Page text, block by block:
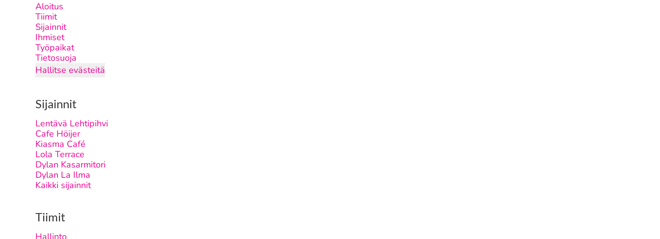
Aloitus
Tiimit
Sijainnit
Ihmiset
Työpaikat
Tietosuoja
Hallitse evästeitä
Sijainnit
Lentävä Lehtipihvi
Cafe Höijer
Kiasma Café
Lola Terrace
Dylan Kasarmitori
Dylan La Ilma
Kaikki sijainnit
Tiimit
Hallinto